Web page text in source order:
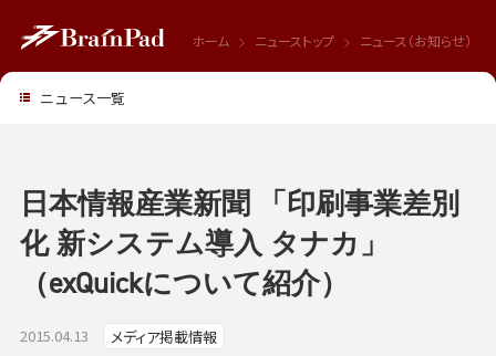
ホーム ニューストップ ニュース（お知らせ）
2015.04.13 メディア掲載情報
日本情報産業新聞 「印刷事業差別
化 新システム導入 タナカ」
（exQuickについて紹介）
ニュース一覧